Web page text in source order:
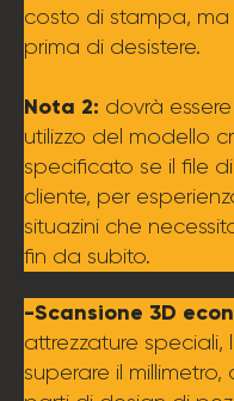
costo di stampa,
prima di desistere.
Nota 2: dovrà
utilizzo del modello
specificato se il file
cliente, per
situazini che
fin da subito.
-Scansione 3D
attrezzature speciali,
superare il